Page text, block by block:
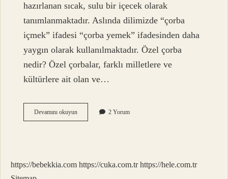
hazırlanan sıcak, sulu bir içecek olarak
tanımlanmaktadır. Aslında dilimizde “çorba
içmek” ifadesi “çorba yemek” ifadesinden daha
yaygın olarak kullanılmaktadır. Özel çorba
nedir? Özel çorbalar, farklı milletlere ve
kültürlere ait olan ve…
Devamını okuyunÇorba
Parası
2 Yorum
https://bebekkia.com https://cuka.com.tr https://hele.com.tr